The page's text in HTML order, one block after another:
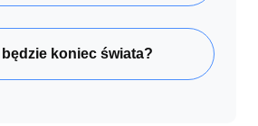
będzie koniec świata?